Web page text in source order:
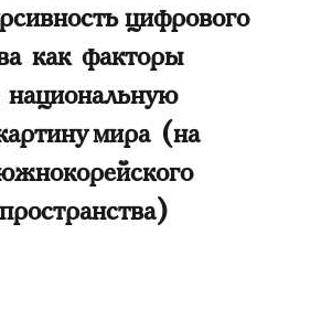
цифрового
как факторы
мира (на